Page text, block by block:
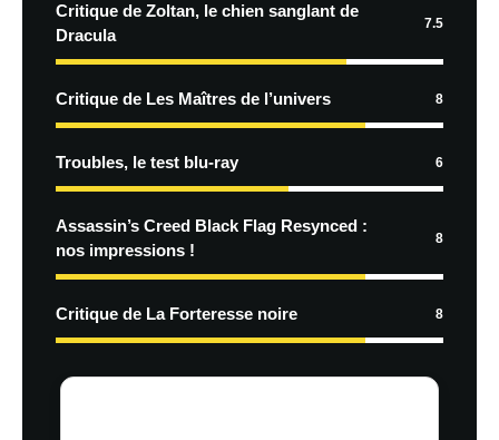
Critique de Zoltan, le chien sanglant de
Dracula
7.5
Critique de Les Maîtres de l’univers 8
Troubles, le test blu-ray 6
Assassin’s Creed Black Flag Resynced :
nos impressions !
8
Critique de La Forteresse noire 8